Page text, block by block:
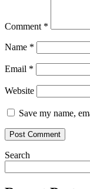
Comment *
Name *
Email *
Website
Save my name,
Search